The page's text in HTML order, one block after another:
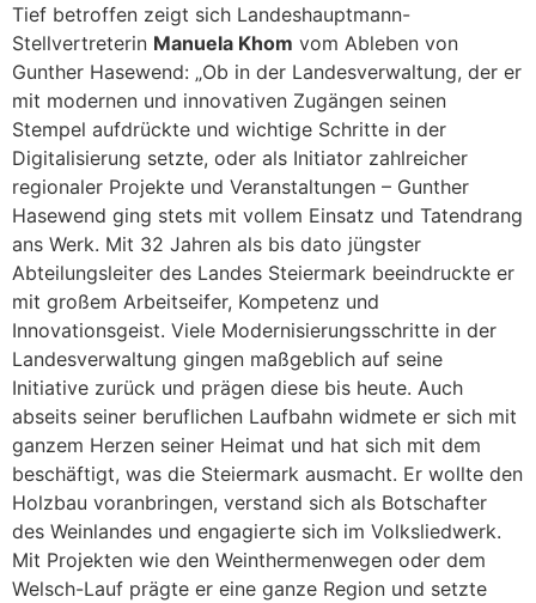
Tief betroffen zeigt sich Landeshauptmann-
Stellvertreterin Manuela Khom vom Ableben von
Gunther Hasewend: „Ob in der Landesverwaltung, der er
mit modernen und innovativen Zugängen seinen
Stempel aufdrückte und wichtige Schritte in der
Digitalisierung setzte, oder als Initiator zahlreicher
regionaler Projekte und Veranstaltungen – Gunther
Hasewend ging stets mit vollem Einsatz und Tatendrang
ans Werk. Mit 32 Jahren als bis dato jüngster
Abteilungsleiter des Landes Steiermark beeindruckte er
mit großem Arbeitseifer, Kompetenz und
Innovationsgeist. Viele Modernisierungsschritte in der
Landesverwaltung gingen maßgeblich auf seine
Initiative zurück und prägen diese bis heute. Auch
abseits seiner beruflichen Laufbahn widmete er sich mit
ganzem Herzen seiner Heimat und hat sich mit dem
beschäftigt, was die Steiermark ausmacht. Er wollte den
Holzbau voranbringen, verstand sich als Botschafter
des Weinlandes und engagierte sich im Volksliedwerk.
Mit Projekten wie den Weinthermenwegen oder dem
Welsch-Lauf prägte er eine ganze Region und setzte